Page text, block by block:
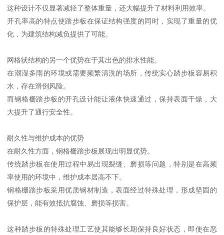
这种设计不仅显著减轻了整体重量，还大幅提升了材料利用效率。
开孔率高的特点使踏步板在保证结构强度的同时，实现了重量的优
化，为建筑结构减负提供了可能。
网格状结构的另一个优势在于其出色的排水性能。
在潮湿多雨的环境或需要频繁清洗的场所，传统实心踏步板容易积
水，存在滑倒风险。
而钢格栅踏步板的开孔设计能让液体快速通过，保持表面干燥，大
大提升了通行安全性。
耐久性与维护成本的优势
在耐久性方面，钢格栅踏步板展现出明显优势。
传统踏步板在使用过程中易出现裂缝、磨损等问题，特别是在高频
率使用的环境中，维护成本居高不下。
钢格栅踏步板采用优质钢材制造，表面经过特殊处理，形成坚固的
保护层，能有效抵抗腐蚀、磨损等损害。
这种踏步板的特殊处理工艺使其能够长期保持良好状态，即使在恶